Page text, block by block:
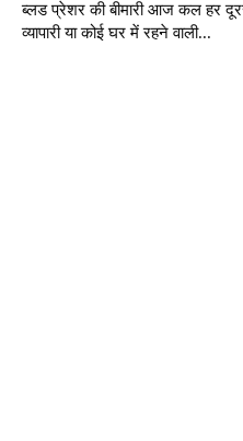
ब्लड प्रेशर की बीमारी आज कल हर
व्यापारी या कोई घर में रहने वाली...